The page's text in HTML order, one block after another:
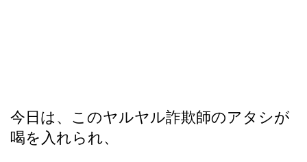
今日は、このヤルヤル詐欺師のアタシが
喝を入れられ、